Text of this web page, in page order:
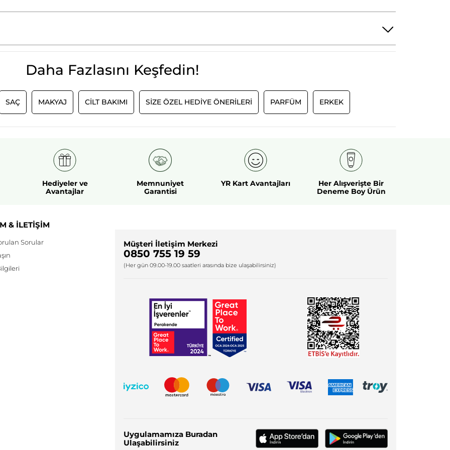
Daha Fazlasını Keşfedin!
SAÇ MAKYAJ CİLT BAKIMI SİZE ÖZEL HEDİYE ÖNERİLERİ PARFÜM ERKEK
Hediyeler ve
Avantajlar
Memnuniyet
Garantisi
YR Kart Avantajları
Her Alışverişte Bir
Deneme Boy Ürün
& İLETİŞİM
Sorular
Müşteri İletişim Merkezi
0850 755 19 59
(Her gün 09.00-19.00 saatleri arasında bize ulaşabilirsiniz)
Uygulamamıza Buradan
Ulaşabilirsiniz